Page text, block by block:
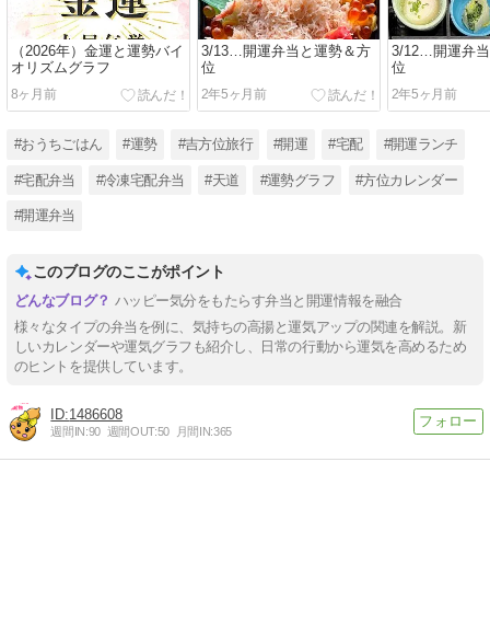
（2026年）金運と運勢バイ
オリズムグラフ
8ヶ月前
3/13…開運弁当と運勢＆方
位
2年5ヶ月前
3/12…開運弁
位
2年5ヶ月前
#おうちごはん #運勢 #吉方位旅行 #開運 #宅配 #開運ランチ
#宅配弁当 #冷凍宅配弁当 #天道 #運勢グラフ #方位カレンダー
#開運弁当
このブログのここがポイント
ハッピー気分をもたらす弁当と開運情報を融合
様々なタイプの弁当を例に、気持ちの高揚と運気アップの関連を解説。新
しいカレンダーや運気グラフも紹介し、日常の行動から運気を高めるため
のヒントを提供しています。
1486608
週間IN:90 週間OUT:50 月間IN:365